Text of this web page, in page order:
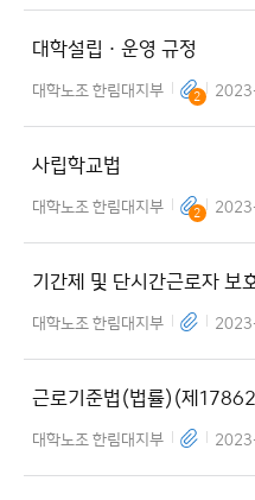
창
대학설립ㆍ운영 규정
대학노조 한림대지부 2
사립학교법
대학노조 한림대지부 2
기간제 및 단시간근로자
(20140919)
대학노조 한림대지부
근로기준법(법률)(제
대학노조 한림대지부